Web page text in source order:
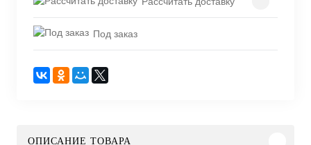
Под заказ
ОПИСАНИЕ ТОВАРА